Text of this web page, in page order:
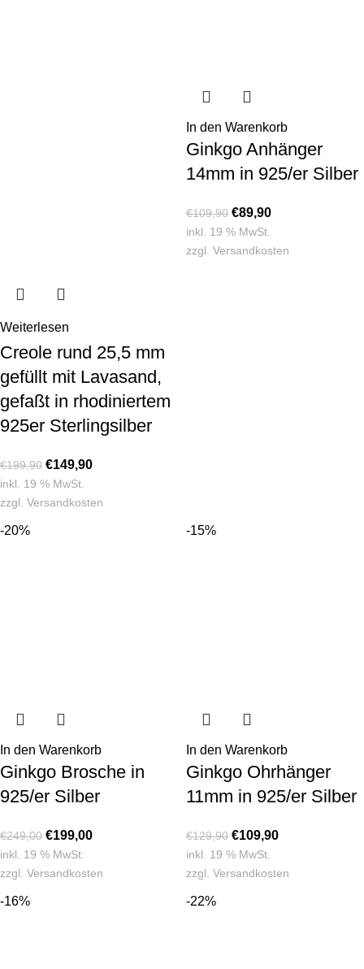
Weiterlesen
Creole rund 25,5 mm
gefüllt mit Lavasand,
gefaßt in rhodiniertem
925er Sterlingsilber
€199,90 €149,90
inkl. 19 % MwSt.
zzgl. Versandkosten
In den Warenkorb
Ginkgo Anhänger
14mm in 925/er Silber
€109,90 €89,90
inkl. 19 % MwSt.
zzgl. Versandkosten
-20%
In den Warenkorb
Ginkgo Brosche in
925/er Silber
€249,00 €199,00
inkl. 19 % MwSt.
zzgl. Versandkosten
-15%
In den Warenkorb
Ginkgo Ohrhänger
11mm in 925/er Silber
€129,90 €109,90
inkl. 19 % MwSt.
zzgl. Versandkosten
-16% -22%